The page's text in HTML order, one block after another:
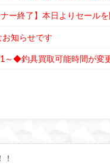
ー終了】本日よりセール
知らせです
1～◆釣具買取可能時間が